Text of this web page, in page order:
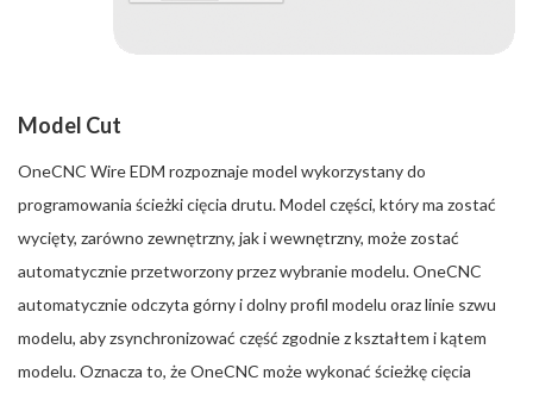
Model Cut
OneCNC Wire EDM rozpoznaje model wykorzystany do
programowania ścieżki cięcia drutu. Model części, który ma zostać
wycięty, zarówno zewnętrzny, jak i wewnętrzny, może zostać
automatycznie przetworzony przez wybranie modelu. OneCNC
automatycznie odczyta górny i dolny profil modelu oraz linie szwu
modelu, aby zsynchronizować część zgodnie z kształtem i kątem
modelu. Oznacza to, że OneCNC może wykonać ścieżkę cięcia